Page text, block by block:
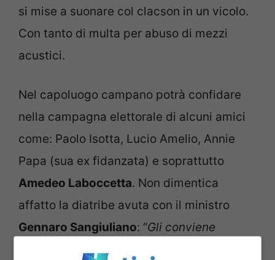
si mise a suonare col clacson in un vicolo.
Con tanto di multa per abuso di mezzi
acustici.
Nel capoluogo campano potrà confidare
nella campagna elettorale di alcuni amici
come: Paolo Isotta, Lucio Amelio, Annie
Papa (sua ex fidanzata) e soprattutto
Amedeo Laboccetta. Non dimentica
affatto la diatribe avuta con il ministro
Gennaro Sangiuliano: “Gli conviene
puntare su di me, sono un collettore di